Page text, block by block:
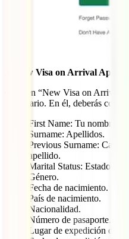
2) New Visa on Arrival
Clica en “New Visa on Arrival
formulario. En él, deberás
First Name: Tu nombre
Surname: Apellidos.
Previous Surname:
apellido.
Marital Status: Estado
Género.
Fecha de nacimiento.
País de nacimiento.
Nacionalidad.
Número de pasaporte.
Lugar de expedición de tu